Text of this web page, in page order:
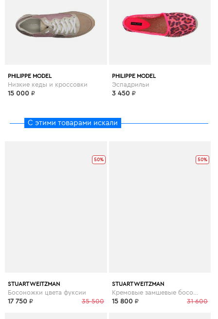
PHILIPPE MODEL
Низкие кеды и кроссовки
15 000 ₽
PHILIPPE MODEL
Эспадрильи
3 450 ₽
С этими товарами искали
50%
STUART WEITZMAN
Босоножки цвета фуксии
35 500
17 750 ₽
50%
STUART WEITZMAN
Кремовые замшевые босоножки
31 600
15 800 ₽